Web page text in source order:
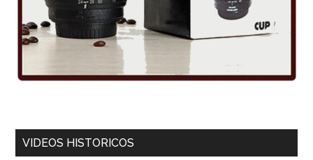
VIDEOS HISTORICOS